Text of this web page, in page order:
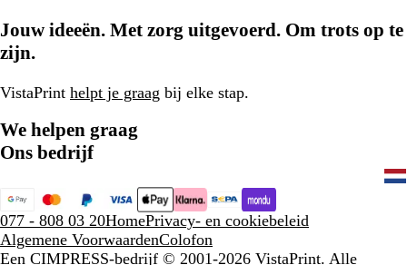
Jouw ideeën. Met zorg uitgevoerd. Om trots op te
zijn.
VistaPrint helpt je graag bij elke stap.
We helpen graag
Ons bedrijf
077 - 808 03 20HomePrivacy- en cookiebeleid
Algemene VoorwaardenColofon
Een CIMPRESS-bedrijf © 2001-2026 VistaPrint. Alle